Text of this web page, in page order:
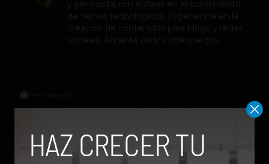
y periodista con énfasis en el cubrimiento
de temas tecnológicos. Experiencia en la
creación de contenidos para blogs y redes
sociales. Amante de los videojuegos.